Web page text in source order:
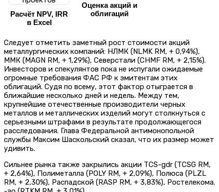
Расчёт NPV, IRR
в Excel
Оценка акций и
облигаций
Следует отметить заметный рост стоимости акций
металлургических компаний: НЛМК (NLMK RM, + 0,94%),
ММК (MAGN RM, + 1,29%), Северстали (CHMF RM, + 2,15%).
Инвесторов и спекулянтов пока не испугали ожидаемые
огромные требования ФАС РФ к эмитентам этих
облигаций. Судя по всему, этот фактор отыграется в
ближайшие несколько дней и недель. Между тем,
крупнейшие отечественные производители черных
металлов и металлических изделий могут столкнуться с
серьезными штрафами в результате продолжающегося
расследования. Глава Федеральной антимонопольной
службы Максим Шаскольский сказал, что их размер может
удивить.
Сильнее рынка также закрылись акции TCS-gdr (TCSG RM,
+ 2,64%), Полиметалла (POLY RM, + 2,09%), Полюса (PLZL
RM, + 2,30%), Распадской (RASP RM, + 3,83%), Ростелекома.